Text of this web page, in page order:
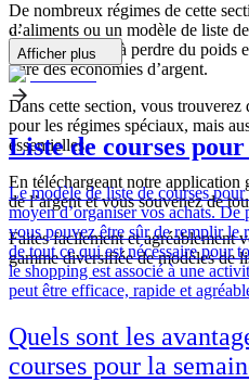
De nombreux régimes de cette
d’aliments ou un modèle de liste
seulement aider à perdre du poids
faire des économies d’argent.
Dans cette section, vous trouverez
pour les régimes spéciaux, mais
essentielles.
En téléchargeant notre application
de l’argent et vous souvenez de
Faites facilement et agréablement
gamme diversifiée de modèles de
...
Afficher plus
Liste de courses
Le modèle de liste de courses
moyen d’organiser vos achats. De
vous pouvez être sûr de remplir le
de tout ce qui est nécessaire pour
le shopping est associé à une
peut être efficace, rapide et
Quels sont les
courses pour la